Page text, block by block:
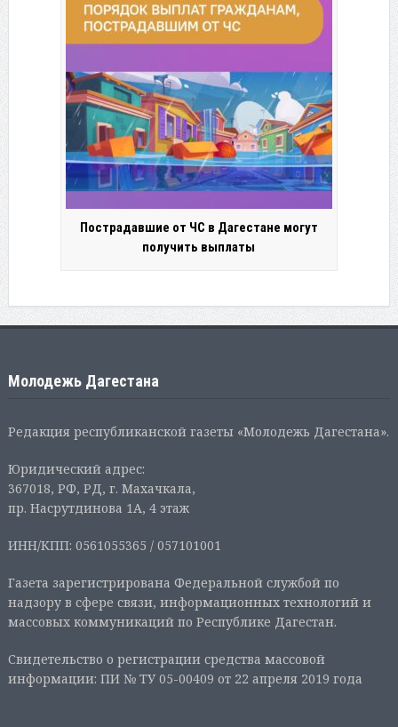
Пострадавшие от ЧС в Дагестане могут
получить выплаты
Молодежь Дагестана
Редакция республиканской газеты «Молодежь Дагестана».
Юридический адрес:
367018, РФ, РД, г. Махачкала,
пр. Насрутдинова 1А, 4 этаж
ИНН/КПП: 0561055365 / 057101001
Газета зарегистрирована Федеральной службой по
надзору в сфере связи, информационных технологий и
массовых коммуникаций по Республике Дагестан.
Свидетельство о регистрации средства массовой
информации: ПИ № ТУ 05-00409 от 22 апреля 2019 года